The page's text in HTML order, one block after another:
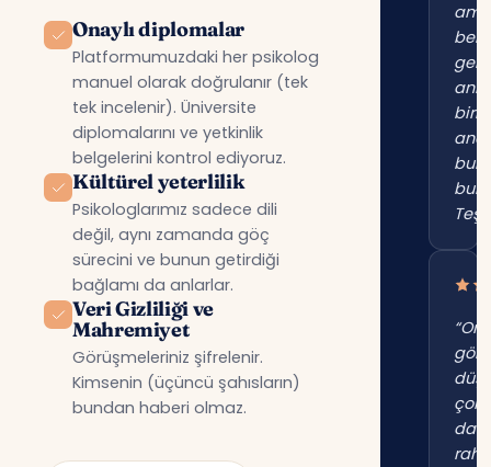
Onaylı diplomalar
Platformumuzdaki her psikolog
manuel olarak doğrulanır (tek
tek incelenir). Üniversite
diplomalarını ve yetkinlik
belgelerini kontrol ediyoruz.
Kültürel yeterlilik
Psikologlarımız sadece dili
değil, aynı zamanda göç
sürecini ve bunun getirdiği
bağlamı da anlarlar.
Veri Gizliliği ve
Mahremiyet
Görüşmeleriniz şifrelenir.
Kimsenin (üçüncü şahısların)
bundan haberi olmaz.
beni
çok